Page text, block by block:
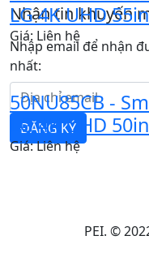
LG 4K UHD
Giá: Liên hệ
50NU85CB -
LG 4K UHD
Giá: Liên hệ
Nhận tin khuyến
Nhập email để nhận
nhất:
ĐĂNG KÝ
PEI. ©